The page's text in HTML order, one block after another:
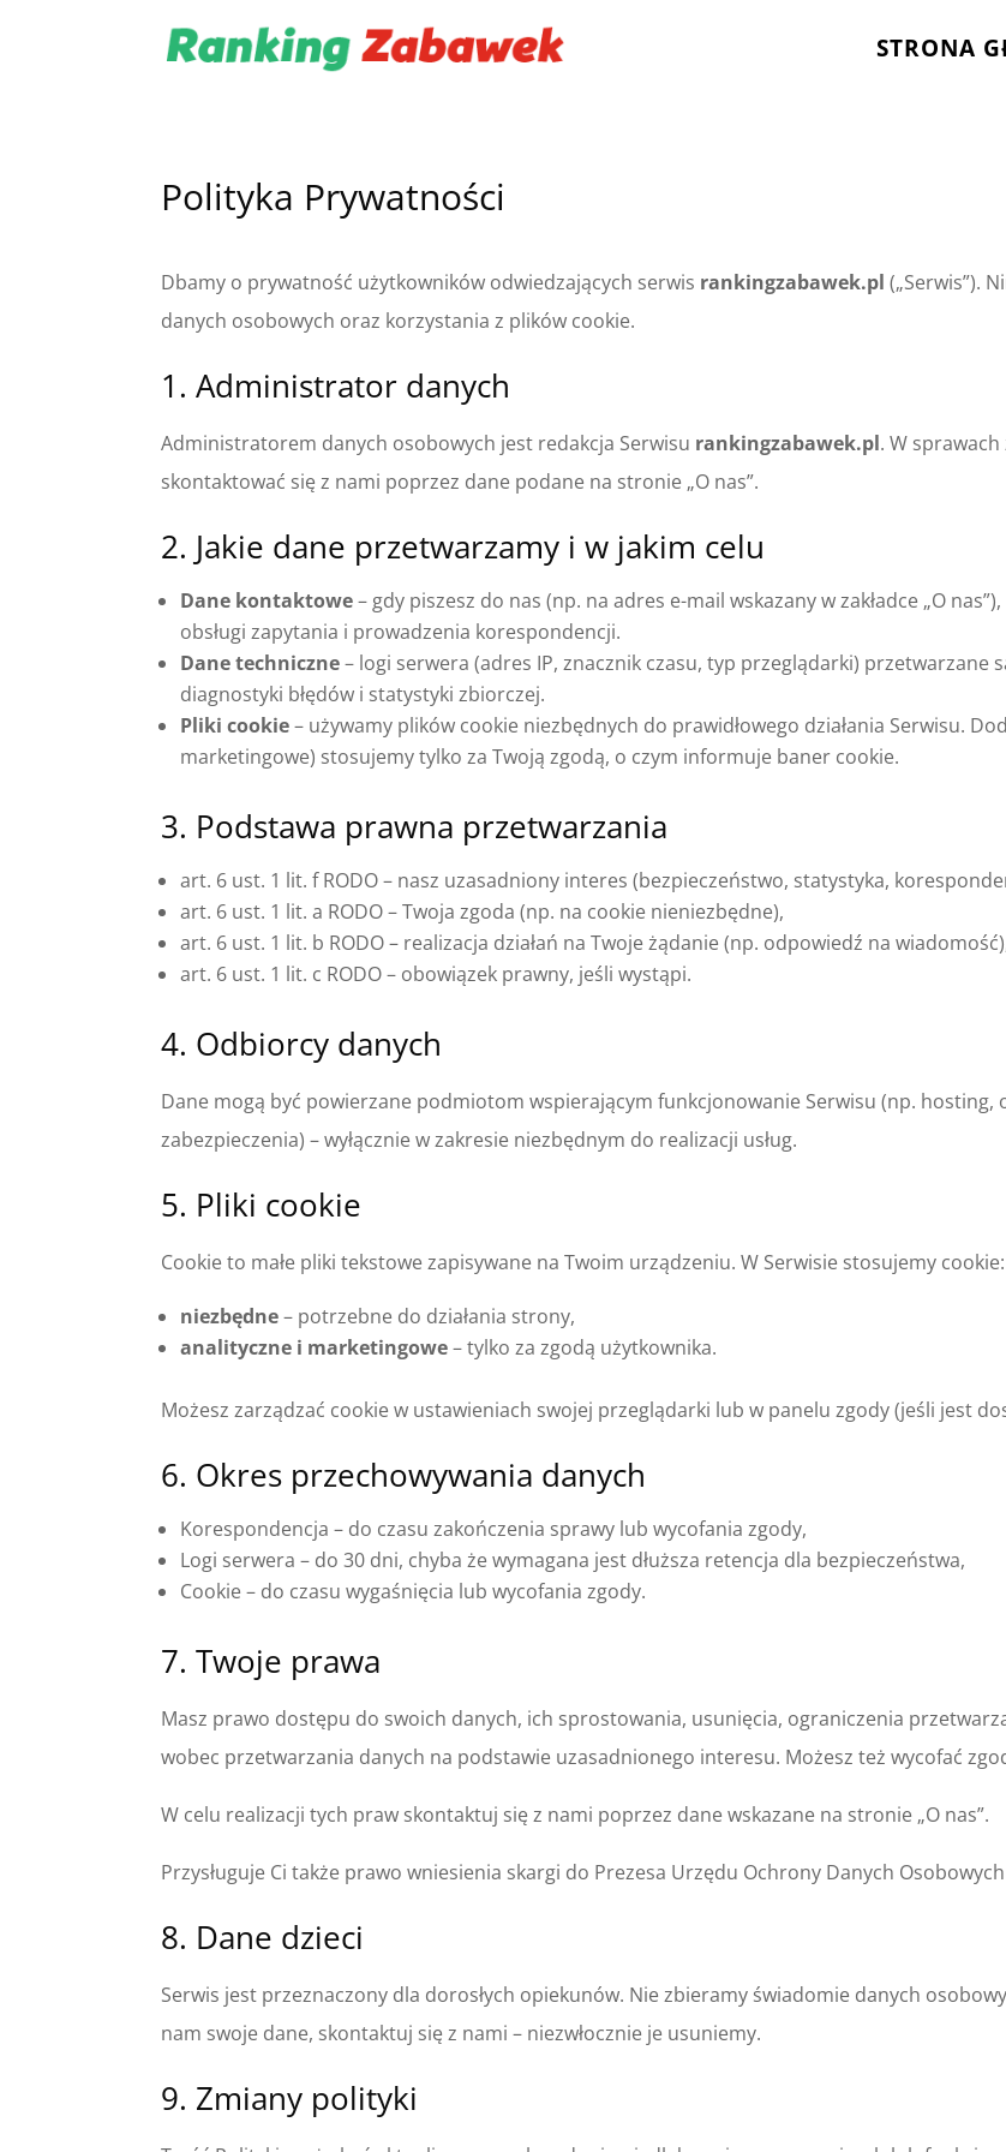
STRONA
Polityka Prywatności
Dbamy o prywatność użytkowników odwiedzających serwis rankingzabawek.pl („Serwis”).
danych osobowych oraz korzystania z plików cookie.
1. Administrator danych
Administratorem danych osobowych jest redakcja Serwisu rankingzabawek.pl. W
skontaktować się z nami poprzez dane podane na stronie „O nas”.
2. Jakie dane przetwarzamy i w jakim celu
Dane kontaktowe– gdy piszesz do nas (np. na adres e-mail wskazany w zakładce „O
obsługi zapytania i prowadzenia korespondencji.
Dane techniczne– logi serwera (adres IP, znacznik czasu, typ przeglądarki) przetwarzane
diagnostyki błędów i statystyki zbiorczej.
Pliki cookie– używamy plików cookie niezbędnych do prawidłowego działania Serwisu.
marketingowe) stosujemy tylko za Twoją zgodą, o czym informuje baner cookie.
3. Podstawa prawna przetwarzania
art. 6 ust. 1 lit. f RODO – nasz uzasadniony interes (bezpieczeństwo, statystyka,
art. 6 ust. 1 lit. a RODO – Twoja zgoda (np. na cookie nieniezbędne),
art. 6 ust. 1 lit. b RODO – realizacja działań na Twoje żądanie (np. odpowiedź na
art. 6 ust. 1 lit. c RODO – obowiązek prawny, jeśli wystąpi.
4. Odbiorcy danych
Dane mogą być powierzane podmiotom wspierającym funkcjonowanie Serwisu (np. hosting,
zabezpieczenia) – wyłącznie w zakresie niezbędnym do realizacji usług.
5. Pliki cookie
Cookie to małe pliki tekstowe zapisywane na Twoim urządzeniu. W Serwisie stosujemy cookie:
niezbędne– potrzebne do działania strony,
analityczne i marketingowe– tylko za zgodą użytkownika.
Możesz zarządzać cookie w ustawieniach swojej przeglądarki lub w panelu zgody (jeśli jest
6. Okres przechowywania danych
Korespondencja – do czasu zakończenia sprawy lub wycofania zgody,
Logi serwera – do 30 dni, chyba że wymagana jest dłuższa retencja dla bezpieczeństwa,
Cookie – do czasu wygaśnięcia lub wycofania zgody.
7. Twoje prawa
Masz prawo dostępu do swoich danych, ich sprostowania, usunięcia, ograniczenia
wobec przetwarzania danych na podstawie uzasadnionego interesu. Możesz też wycofać
W celu realizacji tych praw skontaktuj się z nami poprzez dane wskazane na stronie „O nas”.
Przysługuje Ci także prawo wniesienia skargi do Prezesa Urzędu Ochrony Danych Osobowych
8. Dane dzieci
Serwis jest przeznaczony dla dorosłych opiekunów. Nie zbieramy świadomie danych
nam swoje dane, skontaktuj się z nami – niezwłocznie je usuniemy.
9. Zmiany polityki